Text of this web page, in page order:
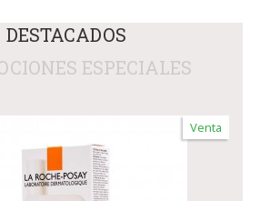
Nariz
DESTACADOS
ESPECIALES
Venta